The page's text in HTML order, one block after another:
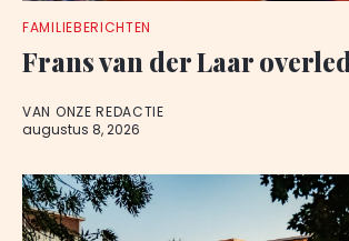
FAMILIEBERICHTEN
Frans van der Laar
VAN ONZE REDACTIE
augustus 8, 2026